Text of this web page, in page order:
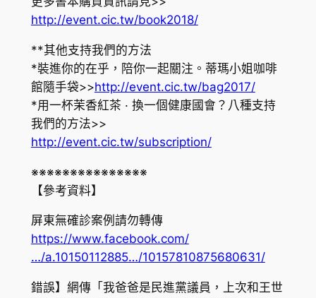
http://event.cic.tw/book2018/
**其他支持我們的方法
*裝進你的在乎，陪你一起關注。蒂瑪小姐咖啡
館隨手袋>>http://event.cic.tw/bag2017/
*用一杯茉香紅茶 · 換一個健康國會？八種支持
我們的方法>>
http://event.cic.tw/subscription/
※※※※※※※※※※※※※※※
【參考資料】
屏東無確診案例請勿轉傳
https://www.facebook.com/
…/a.10150112885…/10157810875680631/
錯誤】網傳「我爸爸是民進黨議員，上次和王世